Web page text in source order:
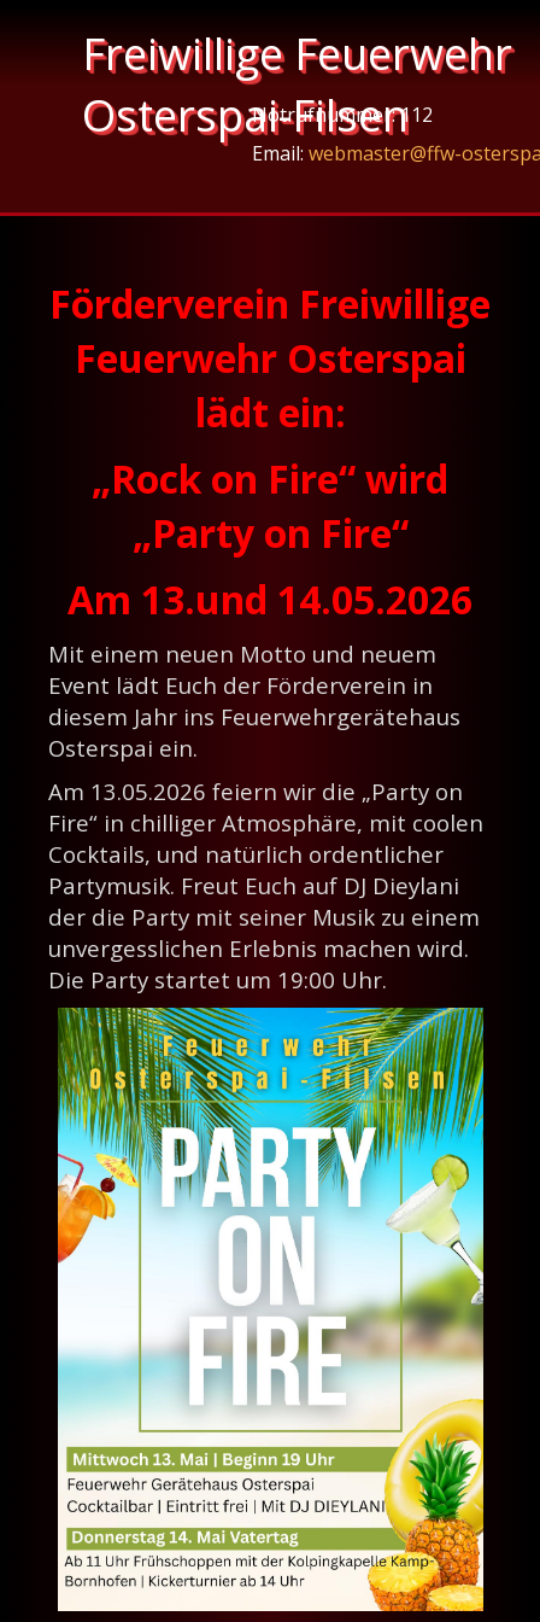
Freiwillige Feuerwehr
Osterspai-Filsen
Notrufnummer: 112
Email: webmaster@ffw-
Förderverein Freiwillige
Feuerwehr Osterspai
lädt ein:
„Rock on Fire“ wird
„Party on Fire“
Am 13.und 14.05.2026
Mit einem neuen Motto und neuem
Event lädt Euch der Förderverein in
diesem Jahr ins Feuerwehrgerätehaus
Osterspai ein.
Am 13.05.2026 feiern wir die „Party on
Fire“ in chilliger Atmosphäre, mit coolen
Cocktails, und natürlich ordentlicher
Partymusik. Freut Euch auf DJ Dieylani
der die Party mit seiner Musik zu einem
unvergesslichen Erlebnis machen wird.
Die Party startet um 19:00 Uhr.